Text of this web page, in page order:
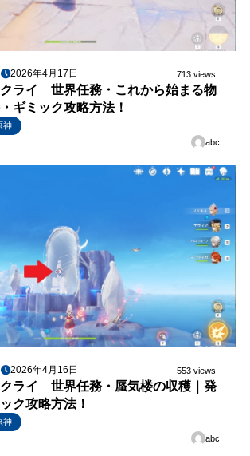
2026年4月17日 713 views
クライ 世界任務・これから始まる物
ギミック攻略方法！
神
abc
2026年4月16日 553 views
クライ 世界任務・蜃気楼の収穫｜発
ク攻略方法！
神
abc